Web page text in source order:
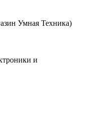
Умная Техника)
и